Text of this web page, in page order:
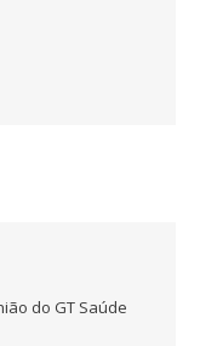
do GT Saúde